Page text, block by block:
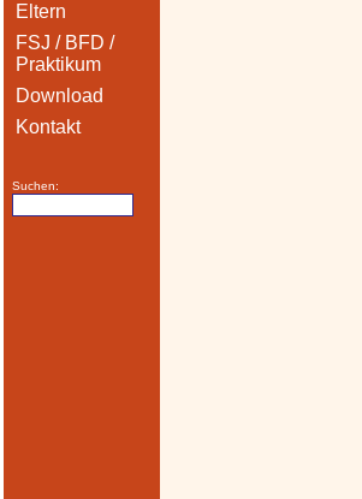
Eltern
FSJ / BFD /
Praktikum
Download
Kontakt
Suchen: